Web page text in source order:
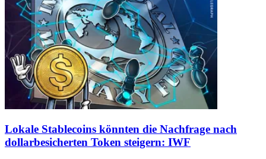
Lokale Stablecoins könnten die Nachfrage nach
dollarbesicherten Token steigern: IWF